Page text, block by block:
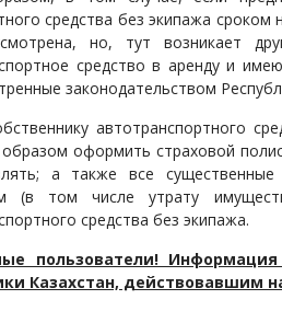
средства без экипажа
но, тут возникает
средство в аренду и
законодательством
автотранспортного
оформить страховой
а также все
(в том числе утрату
средства без экипажа.
пользователи!
Казахстан, действовавшим